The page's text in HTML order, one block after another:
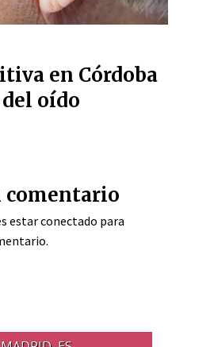
en Córdoba
oído
comentario
estarconectado para